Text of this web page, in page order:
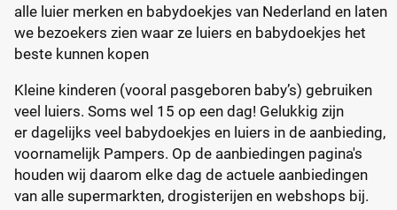
alle luier merken en babydoekjes van Nederland en laten
we bezoekers zien waar ze luiers en babydoekjes het
beste kunnen kopen
Kleine kinderen (vooral pasgeboren baby’s) gebruiken
veel luiers. Soms wel 15 op een dag! Gelukkig zijn
er dagelijks veel babydoekjes en luiers in de aanbieding,
voornamelijk Pampers. Op de aanbiedingen pagina's
houden wij daarom elke dag de actuele aanbiedingen
van alle supermarkten, drogisterijen en webshops bij.